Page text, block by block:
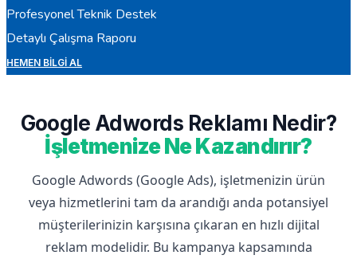
Profesyonel Teknik Destek
Detaylı Çalışma Raporu
HEMEN BILGI AL
Google Adwords Reklamı Nedir?
İşletmenize Ne Kazandırır?
Google Adwords (Google Ads), işletmenizin ürün
veya hizmetlerini tam da arandığı anda potansiyel
müşterilerinizin karşısına çıkaran en hızlı dijital
reklam modelidir. Bu kampanya kapsamında